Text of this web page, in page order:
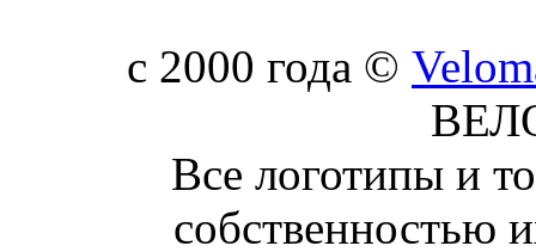
c 2000 года ©
Все логотипы и
собственностью